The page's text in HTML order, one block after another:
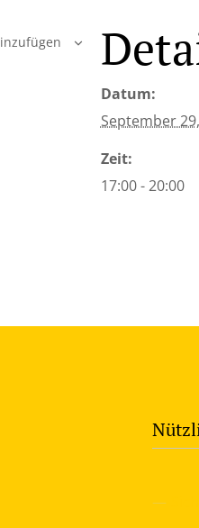
Datum:
September
Zeit:
17:00 - 20:00
—